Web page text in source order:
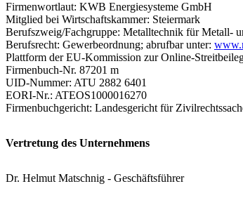
Firmenwortlaut: KWB Energiesysteme GmbH
Mitglied bei Wirtschaftskammer: Steiermark
Berufszweig/Fachgruppe: Metalltechnik für Metall-
Berufsrecht: Gewerbeordnung; abrufbar unter:
Plattform der EU-Kommission zur Online-
Firmenbuch-Nr. 87201 m
UID-Nummer: ATU 2882 6401
EORI-Nr.: ATEOS1000016270
Firmenbuchgericht: Landesgericht für
Vertretung des Unternehmens
Dr. Helmut Matschnig - Geschäftsführer